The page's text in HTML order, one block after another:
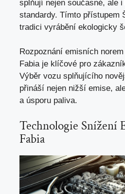
splňují nejen současné, ale
standardy. Tímto přístupem
tradici vyrábění ekologicky
Rozpoznání emisních
Fabia je klíčové pro
Výběr vozu splňujícího
přináší nejen nižší emise,
a úsporu paliva.
Technologie Snížení
Fabia